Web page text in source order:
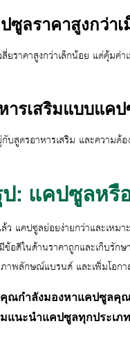
ซูลราคาสูงกว่า
ลี่ยราคาสูงกว่าเล็กน้อย แต่คุ้ม
ารเสริมแบบแค
บสูตรอาหารเสริม และความต้
ป: แคปซูลหรื
ว แคปซูลย่อยง่ายกว่าและเหม
ข้อดีในด้านราคาถูกและเก็บรัก
าพลักษณ์แบรนด์ และเพิ่มโอกา
ณกำลังมองหาแคปซูลคุณ
แนะนำแคปซูลทุกประเภ